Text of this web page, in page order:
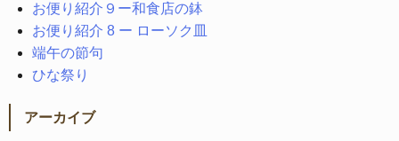
お便り紹介９ー和食店の鉢
お便り紹介 8 ー ローソク皿
端午の節句
ひな祭り
アーカイブ